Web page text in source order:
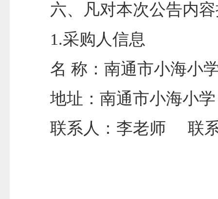
六、凡对本次公告内
1.采购人信息
名 称：南通市小海小
地址：南通市小海小学
联系人：李老师
联